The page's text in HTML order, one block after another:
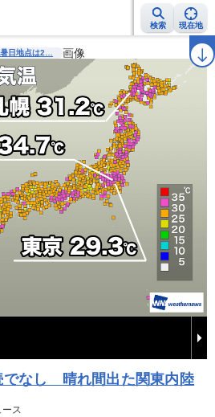
検索 現在地
地震情報 警報・注意報 ラ
日地点は2… 画像
でなし 晴れ間出た関東内陸
ス